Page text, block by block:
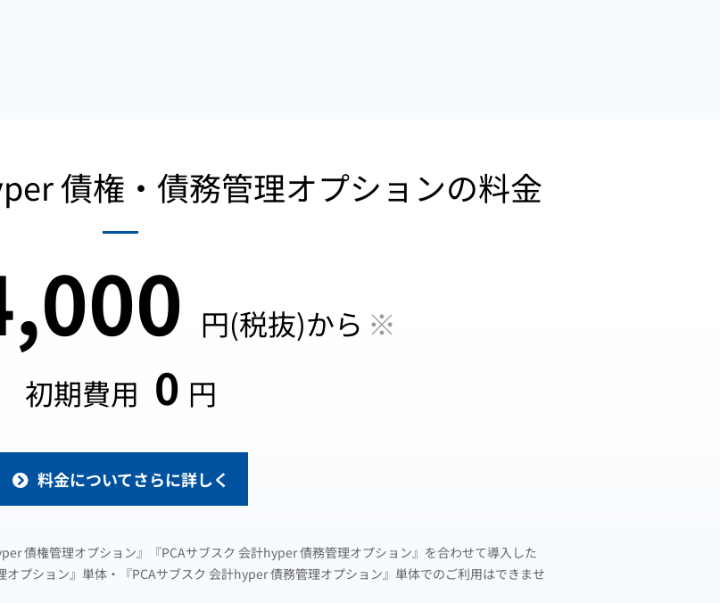
債権・債務管理オプションの料金
円(税抜)から ※
初期費用 0 円
料金についてさらに詳しく
債権管理オプション』『PCAサブスク 会計hyper 債務管理オプション』を合わせて導入した
プション』単体・『PCAサブスク 会計hyper 債務管理オプション』単体でのご利用はできませ